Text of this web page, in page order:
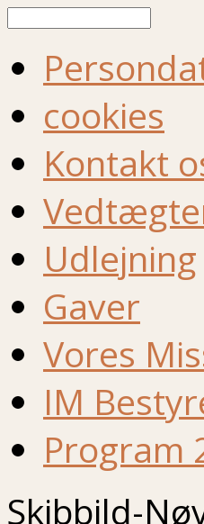
cookies
Kontakt
Udlejning
Gaver
Vores
IM
Program
Skibbild-